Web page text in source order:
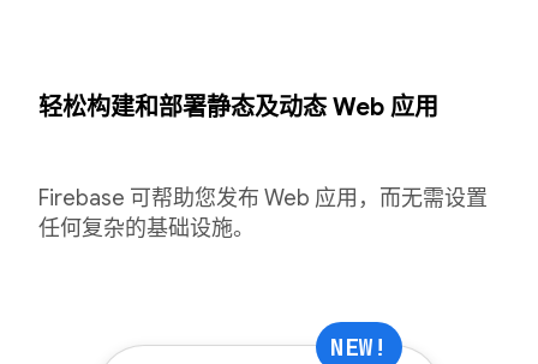
轻松构建和部署静态及动态 Web 应用
Firebase 可帮助您发布 Web 应用，而无需设置
任何复杂的基础设施。
NEW!